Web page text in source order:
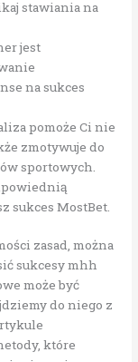
stawiania na
jest
na sukces
pomoże Ci nie
zmotywuje do
sportowych.
sukces MostBet.
zasad, można
sukcesy mhh
może być
do niego z
które